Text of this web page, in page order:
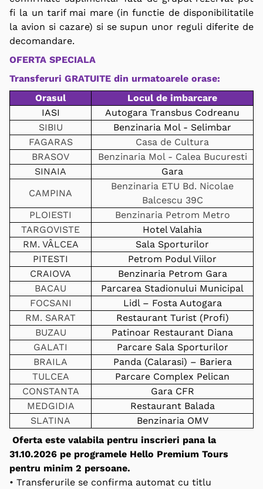
fi la un tarif mai mare (in functie de disponibilitatile
la avion si cazare) si se supun unor reguli diferite de
decomandare.
OFERTA SPECIALA
Transferuri GRATUITE din urmatoarele orase:
Orasul
Locul de imbarcare
IASI
Autogara Transbus Codreanu
SIBIU
Benzinaria Mol - Selimbar
FAGARAS
Casa de Cultura
BRASOV
Benzinaria Mol - Calea Bucuresti
SINAIA
Gara
CAMPINA
Benzinaria ETU Bd. Nicolae
Balcescu 39C
PLOIESTI
Benzinaria Petrom Metro
TARGOVISTE
Hotel Valahia
RM. VÂLCEA
Sala Sporturilor
PITESTI
Petrom Podul Viilor
CRAIOVA
Benzinaria Petrom Gara
BACAU
Parcarea Stadionului Municipal
FOCSANI
Lidl – Fosta Autogara
RM. SARAT
Restaurant Turist (Profi)
BUZAU
Patinoar Restaurant Diana
GALATI
Parcare Sala Sporturilor
BRAILA
Panda (Calarasi) – Bariera
TULCEA
Parcare Complex Pelican
CONSTANTA
Gara CFR
MEDGIDIA
Restaurant Balada
SLATINA
Benzinaria OMV
Oferta este valabila pentru inscrieri pana la
31.10.2026 pe programele Hello Premium Tours
pentru minim 2 persoane.
• Transferurile se confirma automat cu titlu